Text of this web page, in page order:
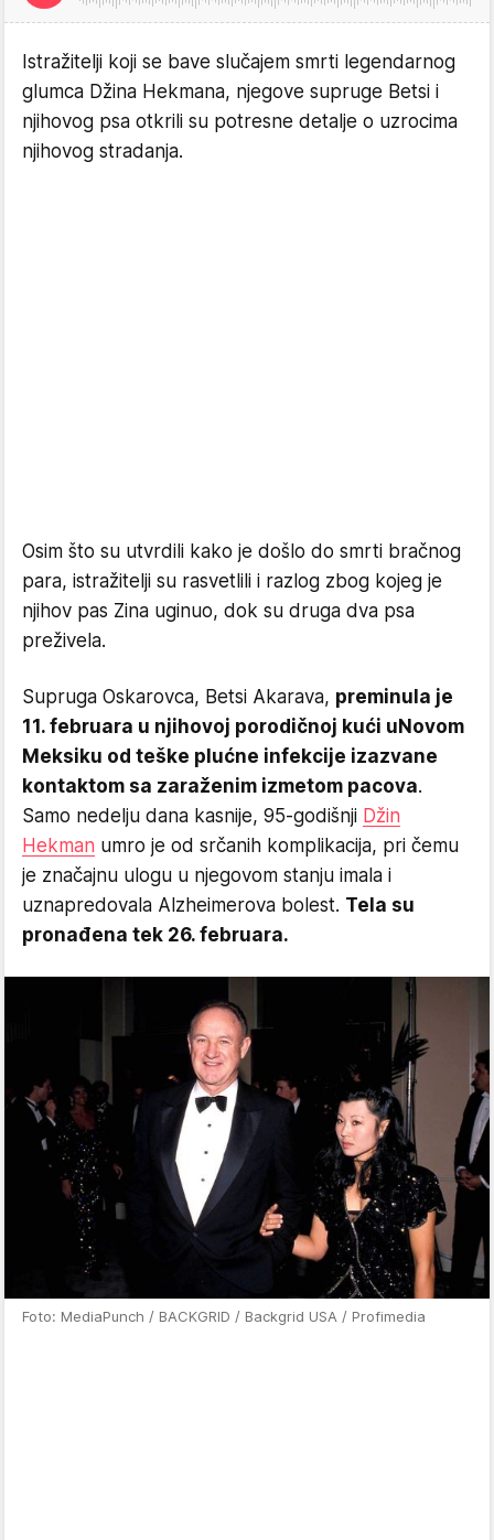
Istražitelji koji se bave slučajem smrti legendarnog
glumca Džina Hekmana, njegove supruge Betsi i
njihovog psa otkrili su potresne detalje o uzrocima
njihovog stradanja.
Osim što su utvrdili kako je došlo do smrti bračnog
para, istražitelji su rasvetlili i razlog zbog kojeg je
njihov pas Zina uginuo, dok su druga dva psa
preživela.
Supruga Oskarovca, Betsi Akarava, preminula je
11. februara u njihovoj porodičnoj kući u Novom
Meksiku od teške plućne infekcije izazvane
kontaktom sa zaraženim izmetom pacova.
Samo nedelju dana kasnije, 95-godišnji Džin
Hekman umro je od srčanih komplikacija, pri čemu
je značajnu ulogu u njegovom stanju imala i
uznapredovala Alzheimerova bolest. Tela su
pronađena tek 26. februara.
Foto: MediaPunch / BACKGRID / Backgrid USA / Profimedia